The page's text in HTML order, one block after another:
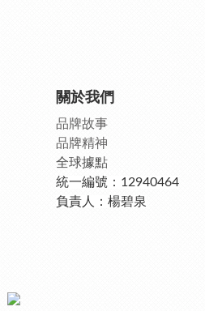
關於我們
品牌故事
品牌精神
全球據點
統一編號：12940464
負責人：楊碧泉